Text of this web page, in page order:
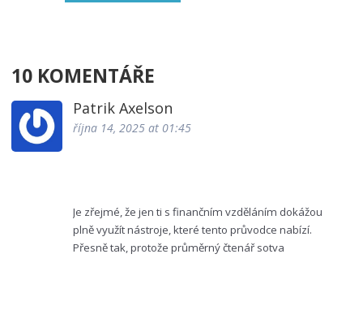
10 KOMENTÁŘE
Patrik Axelson
října 14, 2025 at 01:45
Je zřejmé, že jen ti s finančním vzděláním dokážou
plně využít nástroje, které tento průvodce nabízí.
Přesně tak, protože průměrný čtenář sotva